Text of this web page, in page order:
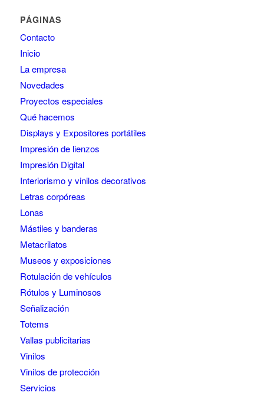
PÁGINAS
Contacto
Inicio
La empresa
Novedades
Proyectos especiales
Qué hacemos
Displays y Expositores portátiles
Impresión de lienzos
Impresión Digital
Interiorismo y vinilos decorativos
Letras corpóreas
Lonas
Mástiles y banderas
Metacrilatos
Museos y exposiciones
Rotulación de vehículos
Rótulos y Luminosos
Señalización
Totems
Vallas publicitarias
Vinilos
Vinilos de protección
Servicios